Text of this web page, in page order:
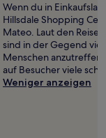
Wenn du in
Hillsdale Shopping
Mateo. Laut den
sind in der Gegend
Menschen
auf Besucher viele
Weniger anzeigen